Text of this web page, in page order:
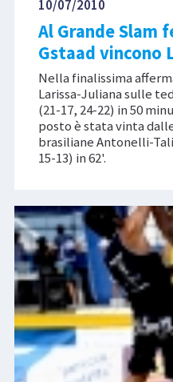
10/07/2010
Al Grande Slam
Gstaad vincono
Nella finalissima
Larissa-Juliana sulle
(21-17, 24-22) in 50
posto è stata vinta
brasiliane Antonelli-
15-13) in 62'.